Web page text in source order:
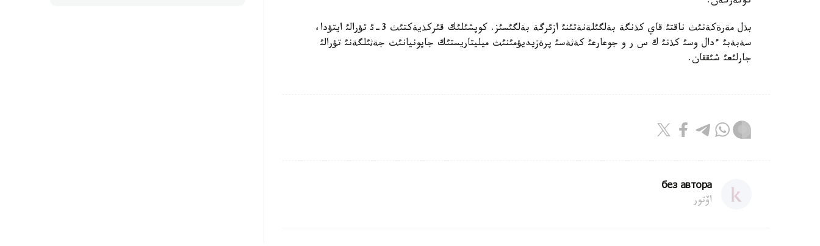
بذل مةرةكةنئث ناقتئ قاي كذنگة بةلگئلةنةتئنئ ازئرگة بةلگئسئز. كوپشئلئك قئركذيةكتئث 3-ئ تؤرالئ ايتؤدا،
سةبةبئ ءدال وسئ كذنئ ك س ر و جوعارعئ كةثةسئ پرةزيديؤمئنئث ميليتاريستئك جاپونيانئث جةثئلگةنئ تؤرالئ
جارلئعئ شئققان.
без автора
اۆتور